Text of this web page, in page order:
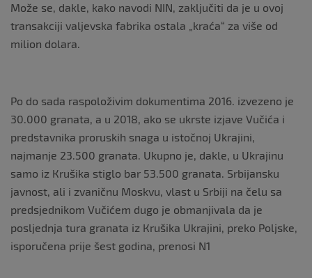
Može se, dakle, kako navodi NIN, zaključiti da je u ovoj
transakciji valjevska fabrika ostala „kraća“ za više od
milion dolara.
Po do sada raspoloživim dokumentima 2016. izvezeno je
30.000 granata, a u 2018, ako se ukrste izjave Vučića i
predstavnika proruskih snaga u istočnoj Ukrajini,
najmanje 23.500 granata. Ukupno je, dakle, u Ukrajinu
samo iz Кrušika stiglo bar 53.500 granata. Srbijansku
javnost, ali i zvaničnu Moskvu, vlast u Srbiji na čelu sa
predsjednikom Vučićem dugo je obmanjivala da je
posljednja tura granata iz Кrušika Ukrajini, preko Poljske,
isporučena prije šest godina, prenosi N1